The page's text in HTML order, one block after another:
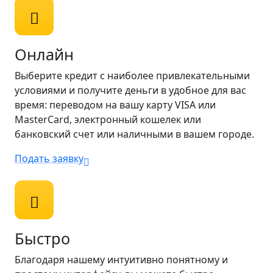
Онлайн
Выберите кредит с наиболее привлекательными
условиями и получите деньги в удобное для вас
время: переводом на вашу карту VISA или
MasterCard, электронный кошелек или
банковский счет или наличными в вашем городе.
Подать заявку
Быстро
Благодаря нашему интуитивно понятному и